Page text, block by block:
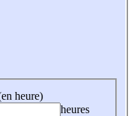
heure)
heures